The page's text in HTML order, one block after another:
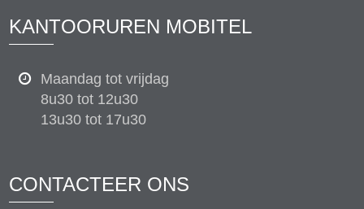
KANTOORUREN MOBITEL
Maandag tot vrijdag
8u30 tot 12u30
13u30 tot 17u30
CONTACTEER ONS